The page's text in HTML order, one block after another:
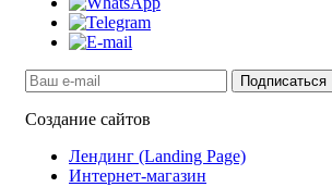
Создание сайтов
Лендинг (Landing Page)
Интернет-магазин